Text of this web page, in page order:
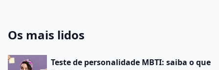
Os mais lidos
Teste de personalidade MBTI: saiba o que